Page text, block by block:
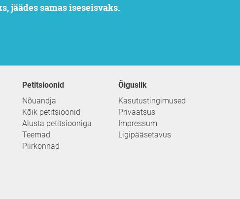
jäädes samas iseseisvaks.
Petitsioonid
Nõuandja
Kõik petitsioonid
Alusta petitsiooniga
Teemad
Piirkonnad
Õiguslik
Kasutustingimused
Privaatsus
Impressum
Ligipääsetavus